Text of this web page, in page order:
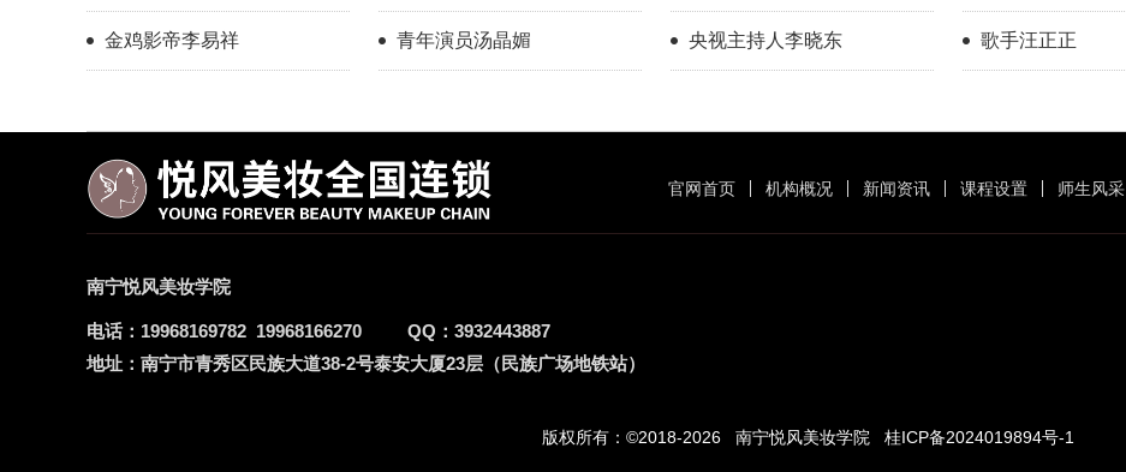
金鸡影帝李易祥 青年演员汤晶媚 央视主持人李晓东 歌手汪正正
官网首页 机构概况 新闻资讯 课程设置 师生风采
南宁悦风美妆学院
电话： 19968169782 19968166270 QQ： 3932443887
地址： 南宁市青秀区民族大道38-2号泰安大厦23层（民族广场地铁站）
版权所有：©2018-2026 南宁悦风美妆学院 桂ICP备2024019894号-1